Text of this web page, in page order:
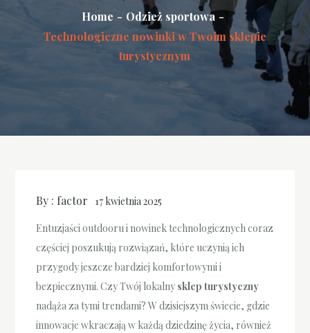
Home
Odzież sportowa
Technologiczne nowinki w Twoim sklepie
turystycznym
By : factor 17 kwietnia 2025
Entuzjaści outdooru i nowinek technologicznych coraz
częściej poszukują rozwiązań, które uczynią ich
przygody jeszcze bardziej komfortowymi i
bezpiecznymi. Czy Twój lokalny sklep turystyczny
nadąża za tymi trendami? W dzisiejszym świecie, gdzie
innowacje wkraczają w każdą dziedzinę życia, również